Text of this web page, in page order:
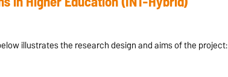
illustrates the research design and aims of the project: